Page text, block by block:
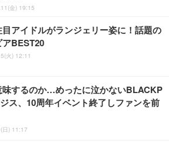
金) 19:15
目アイドルがランジェリー姿に！話題の
アBEST20
火) 12:11
味するのか…めったに泣かないBLACKP
ス、10周年イベント終了しファンを前
日) 11:17